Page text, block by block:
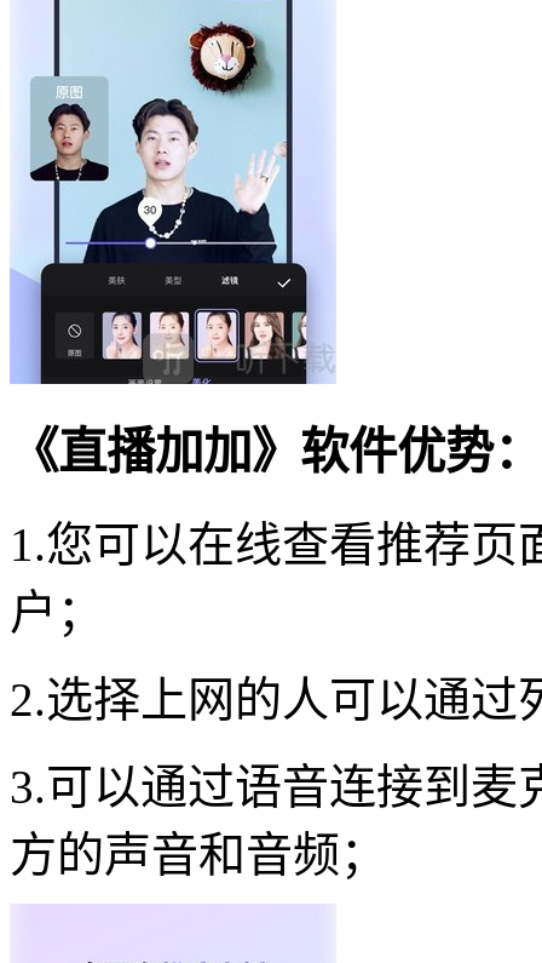
《直播加加》软件优势：
1.您可以在线查看推荐
户；
2.选择上网的人可以通
3.可以通过语音连接到
方的声音和音频；